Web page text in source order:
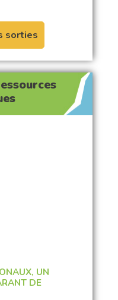
sorties
UN
DE